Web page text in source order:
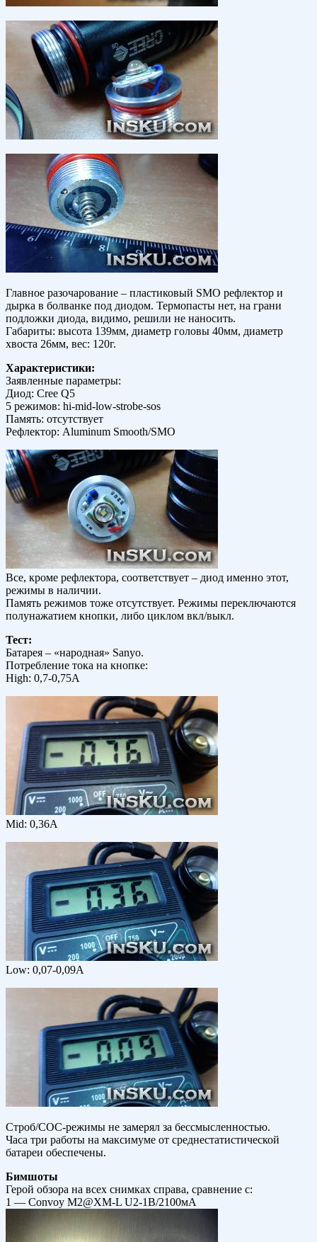
Главное разочарование – пластиковый SMO рефлектор и
дырка в болванке под диодом. Термопасты нет, на грани
подложки диода, видимо, решили не наносить.
Габариты: высота 139мм, диаметр головы 40мм, диаметр
хвоста 26мм, вес: 120г.
Характеристики:
Заявленные параметры:
Диод: Cree Q5
5 режимов: hi-mid-low-strobe-sos
Память: отсутствует
Рефлектор: Aluminum Smooth/SMO
Все, кроме рефлектора, соответствует – диод именно этот,
режимы в наличии.
Память режимов тоже отсутствует. Режимы переключаются
полунажатием кнопки, либо циклом вкл/выкл.
Тест:
Батарея – «народная» Sanyo.
Потребление тока на кнопке:
High: 0,7-0,75А
Mid: 0,36А
Low: 0,07-0,09А
Строб/СОС-режимы не замерял за бессмысленностью.
Часа три работы на максимуме от среднестатистической
батареи обеспечены.
Бимшоты
Герой обзора на всех снимках справа, сравнение с:
1 — Convoy M2@XM-L U2-1B/2100мА